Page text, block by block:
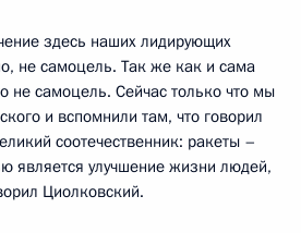
здесь наших лидирующих
не самоцель. Так же как и сама
не самоцель. Сейчас только что мы
и вспомнили там, что говорил
соотечественник: ракеты –
является улучшение жизни людей,
Циолковский.